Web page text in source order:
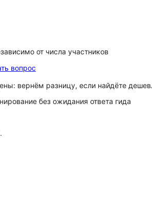
от числа участников
вопрос
вернём разницу, если найдёте
без ожидания ответа гида